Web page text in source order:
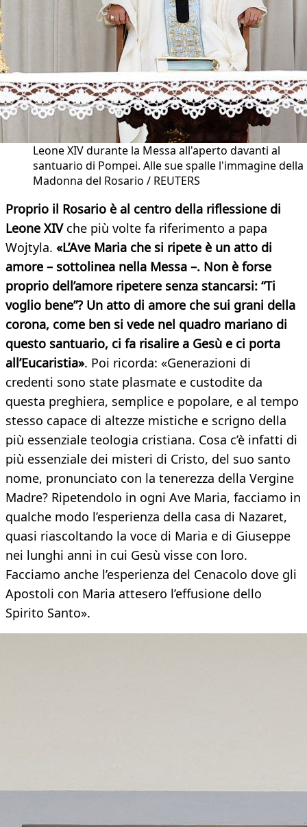
Leone XIV durante la Messa all'aperto davanti al
santuario di Pompei. Alle sue spalle l'immagine della
Madonna del Rosario / REUTERS
Proprio il Rosario è al centro della riflessione di
Leone XIVche più volte fa riferimento a papa
Wojtyla. «L’Ave Maria che si ripete è un atto di
amore – sottolinea nella Messa –. Non è forse
proprio dell’amore ripetere senza stancarsi: “Ti
voglio bene”? Un atto di amore che sui grani della
corona, come ben si vede nel quadro mariano di
questo santuario, ci fa risalire a Gesù e ci porta
all’Eucaristia». Poi ricorda: «Generazioni di
credenti sono state plasmate e custodite da
questa preghiera, semplice e popolare, e al tempo
stesso capace di altezze mistiche e scrigno della
più essenziale teologia cristiana. Cosa c’è infatti di
più essenziale dei misteri di Cristo, del suo santo
nome, pronunciato con la tenerezza della Vergine
Madre? Ripetendolo in ogni Ave Maria, facciamo in
qualche modo l’esperienza della casa di Nazaret,
quasi riascoltando la voce di Maria e di Giuseppe
nei lunghi anni in cui Gesù visse con loro.
Facciamo anche l’esperienza del Cenacolo dove gli
Apostoli con Maria attesero l’effusione dello
Spirito Santo».